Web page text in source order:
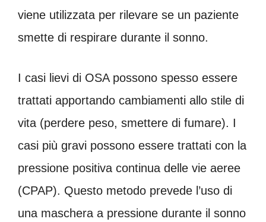
viene utilizzata per rilevare se un paziente
smette di respirare durante il sonno.
I casi lievi di OSA possono spesso essere
trattati apportando cambiamenti allo stile di
vita (perdere peso, smettere di fumare). I
casi più gravi possono essere trattati con la
pressione positiva continua delle vie aeree
(CPAP). Questo metodo prevede l’uso di
una maschera a pressione durante il sonno